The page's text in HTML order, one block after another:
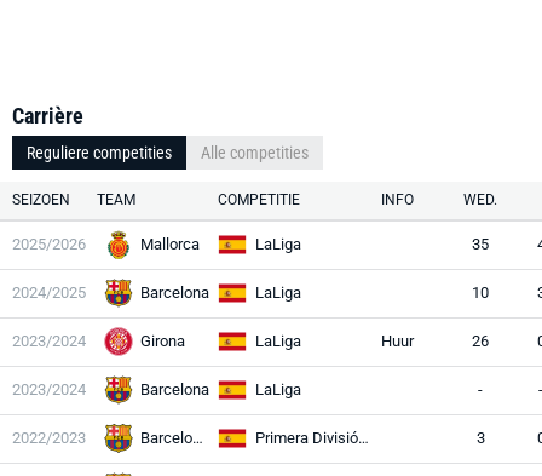
Carrière
Reguliere competities Alle competities
SEIZOEN TEAM COMPETITIE INFO WED.
2025/2026 Mallorca LaLiga 35
2024/2025 Barcelona LaLiga 10
2023/2024 Girona LaLiga Huur 26
2023/2024 Barcelona LaLiga - -
2022/2023 Barcelona II Primera División RFEF 3